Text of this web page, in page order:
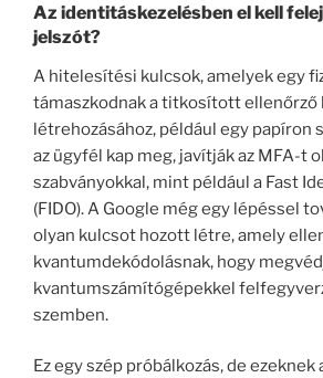
Az identitáskezelésben el kell
jelszót?
A hitelesítési kulcsok, amelyek egy
támaszkodnak a titkosított ellenőrző
létrehozásához, például egy papíron
az ügyfél kap meg, javítják az MFA-t
szabványokkal, mint például a Fast
(FIDO). A Google még egy lépéssel
olyan kulcsot hozott létre, amely
kvantumdekódolásnak, hogy
kvantumszámítógépekkel
szemben.
Ez egy szép próbálkozás, de